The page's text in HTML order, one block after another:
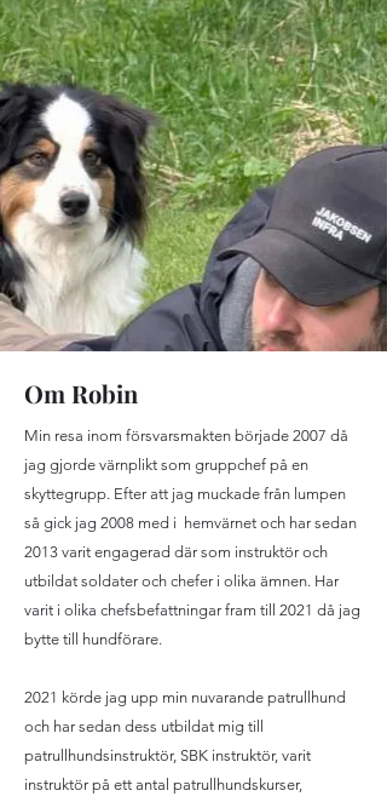
Om Robin
Min resa inom försvarsmakten började 2007 då
jag gjorde värnplikt som gruppchef på en
skyttegrupp. Efter att jag muckade från lumpen
så gick jag 2008 med i hemvärnet och har sedan
2013 varit engagerad där som instruktör och
utbildat soldater och chefer i olika ämnen. Har
varit i olika chefsbefattningar fram till 2021 då jag
bytte till hundförare.
2021 körde jag upp min nuvarande patrullhund
och har sedan dess utbildat mig till
patrullhundsinstruktör, SBK instruktör, varit
instruktör på ett antal patrullhundskurser,